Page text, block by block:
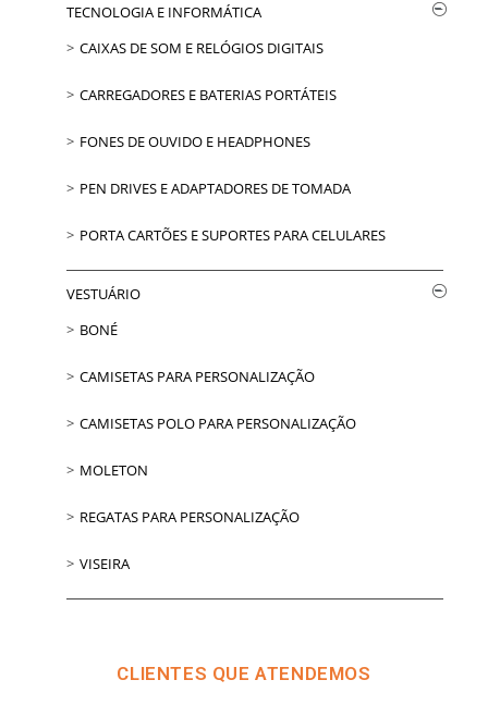
TECNOLOGIA E INFORMÁTICA
CAIXAS DE SOM E RELÓGIOS DIGITAIS
CARREGADORES E BATERIAS PORTÁTEIS
FONES DE OUVIDO E HEADPHONES
PEN DRIVES E ADAPTADORES DE TOMADA
PORTA CARTÕES E SUPORTES PARA CELULARES
VESTUÁRIO
BONÉ
CAMISETAS PARA PERSONALIZAÇÃO
CAMISETAS POLO PARA PERSONALIZAÇÃO
MOLETON
REGATAS PARA PERSONALIZAÇÃO
VISEIRA
CLIENTES QUE ATENDEMOS